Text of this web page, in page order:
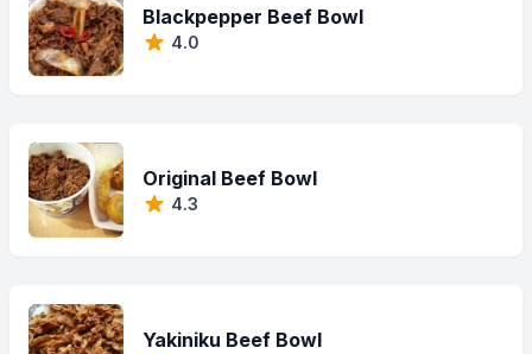
Blackpepper Beef Bowl
4.0
Original Beef Bowl
4.3
Yakiniku Beef Bowl